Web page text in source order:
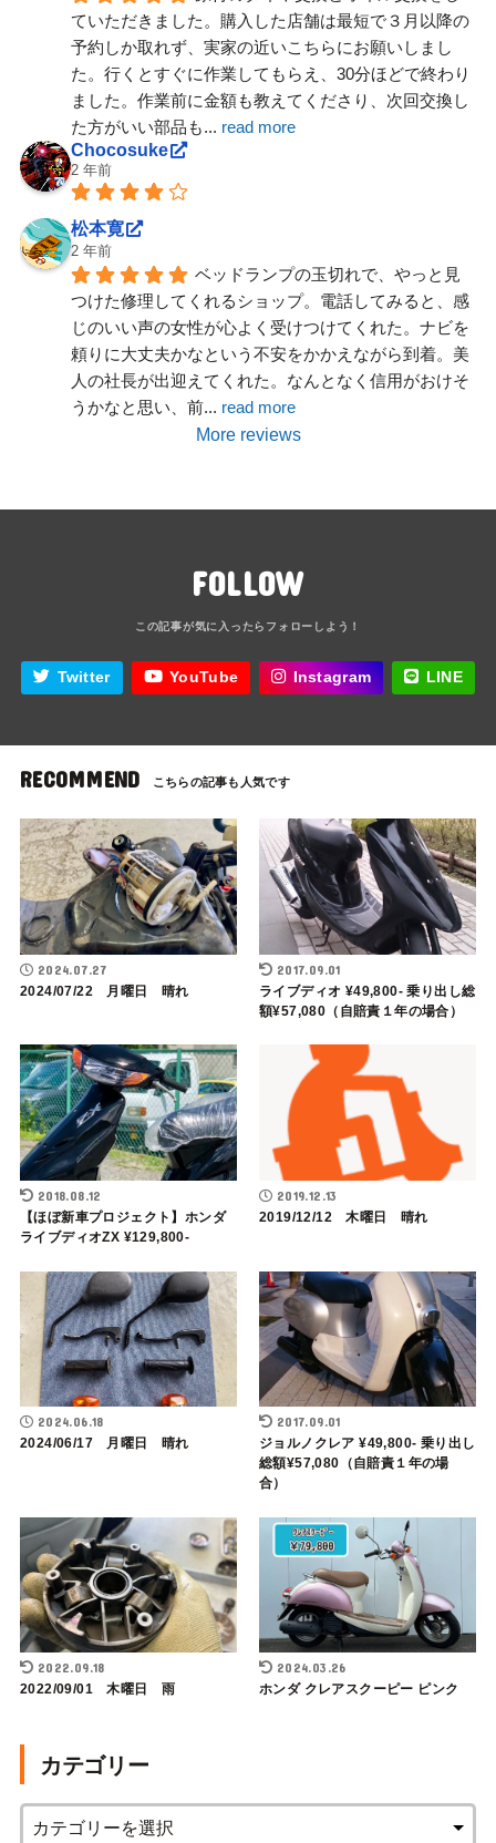
ていただきました。購入した店舗は最短で３月以降の
予約しか取れず、実家の近いこちらにお願いしまし
た。行くとすぐに作業してもらえ、30分ほどで終わり
ました。作業前に金額も教えてくださり、次回交換し
た方がいい部品も... read more
Chocosuke
2 年前
松本寛
2 年前
ベッドランプの玉切れで、やっと見
つけた修理してくれるショップ。電話してみると、感
じのいい声の女性が心よく受けつけてくれた。ナビを
頼りに大丈夫かなという不安をかかえながら到着。美
人の社長が出迎えてくれた。なんとなく信用がおけそ
うかなと思い、前... read more
More reviews
FOLLOW
Twitter YouTube Instagram LINE
RECOMMEND
2024.07.27
2024/07/22 月曜日 晴れ
2017.09.01
ライブディオ ¥49,800- 乗り出し総
額¥57,080（自賠責１年の場合）
2018.08.12
【ほぼ新車プロジェクト】ホンダ
ライブディオZX ¥129,800-
2019.12.13
2019/12/12 木曜日 晴れ
2024.06.18
2024/06/17 月曜日 晴れ
2017.09.01
ジョルノクレア ¥49,800- 乗り出し
総額¥57,080（自賠責１年の場
合）
2022.09.18
2022/09/01 木曜日 雨
2024.03.26
ホンダ クレアスクーピー ピンク
カテゴリー